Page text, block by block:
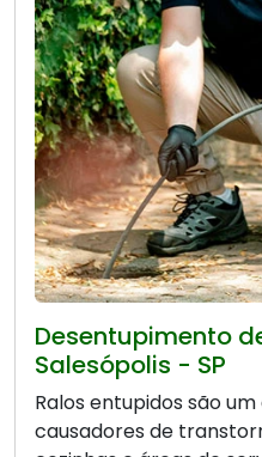
Desentupimento
Salesópolis - SP
Ralos entupidos são
causadores de